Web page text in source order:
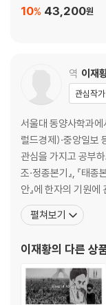
43,200원
10%
역 이재
관심작
서울대 동양사학과
럴드경제)·중앙일보
관심을 가지고 공부
조·정종본기』, 『태
안』에 한자의 기원에
하고 『한자의 재발견
전』, 『처음 읽는 한문
라진 신의 왕국들』, 『
펼쳐보기
이재황의 다른 상